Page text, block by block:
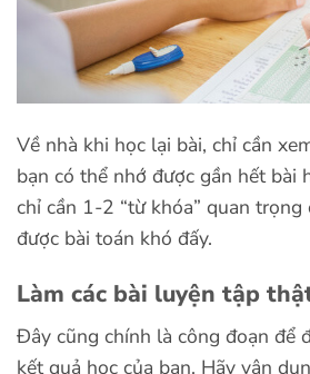
Về nhà khi học lại bài, chỉ cần
bạn có thể nhớ được gần hết bài
chỉ cần 1-2 “từ khóa” quan
được bài toán khó đấy.
Làm các bài luyện tập
Đây cũng chính là công đoạn để
kết quả học của bạn. Hãy vận